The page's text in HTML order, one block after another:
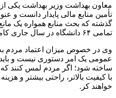
معاون بهداشت وزیر بهداشت یکی از
تأمین منابع مالی پایدار دانست و
گذشته که بحث منابع همواره یک مانع
تمامی ۶۴ دانشگاه در سال جاری کاملاً پیش‌بینی و تأمین شده است.
وی در خصوص میزان اعتماد مردم به
عمومی یک امر دستوری نیست و
ساخته شود؛ اگر مردم لمس کنند که
با کیفیت بالاتر، راحتی بیشتر و
خواهند کر.